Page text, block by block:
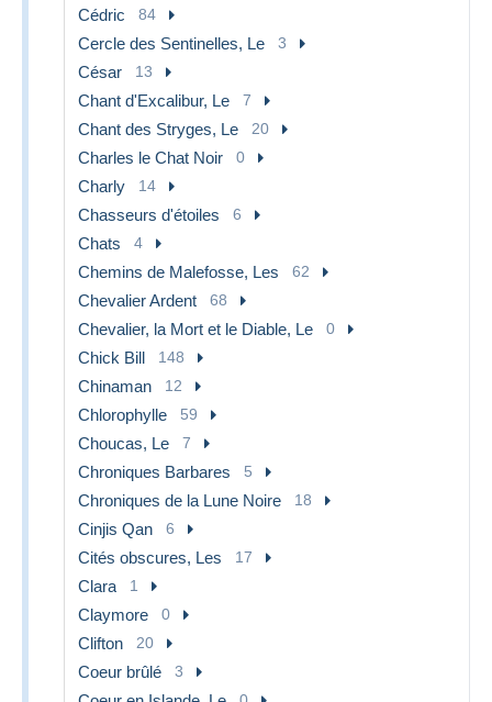
Cédric 84
Cercle des Sentinelles, Le 3
César 13
Chant d'Excalibur, Le 7
Chant des Stryges, Le 20
Charles le Chat Noir 0
Charly 14
Chasseurs d'étoiles 6
Chats 4
Chemins de Malefosse, Les 62
Chevalier Ardent 68
Chevalier, la Mort et le Diable, Le 0
Chick Bill 148
Chinaman 12
Chlorophylle 59
Choucas, Le 7
Chroniques Barbares 5
Chroniques de la Lune Noire 18
Cinjis Qan 6
Cités obscures, Les 17
Clara 1
Claymore 0
Clifton 20
Coeur brûlé 3